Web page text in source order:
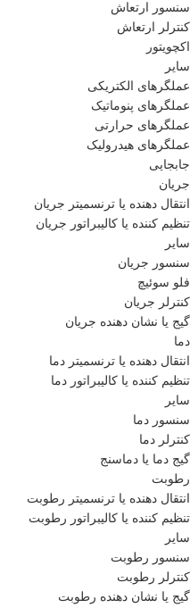
سنسور ارتعاش
کنترلر ارتعاش
اکچویتور
سایر
عملگرهای الکتریکی
عملگرهای پنوماتیک
عملگرهای حرارتی
عملگرهای هیدرولیک
جابجایی
جریان
انتقال دهنده یا ترنسمیتر جریان
تنظیم کننده یا کالیبراتور جریان
سایر
سنسور جریان
فلو سوئیچ
کنترلر جریان
گیج یا نشان دهنده جریان
دما
انتقال دهنده یا ترنسمیتر دما
تنظیم کننده یا کالیبراتور دما
سایر
سنسور دما
کنترلر دما
گیج دما یا دماسنج
رطوبت
انتقال دهنده یا ترنسمیتر رطوبت
تنظیم کننده یا کالیبراتور رطوبت
سایر
سنسور رطوبت
کنترلر رطوبت
گیج یا نشان دهنده رطوبت